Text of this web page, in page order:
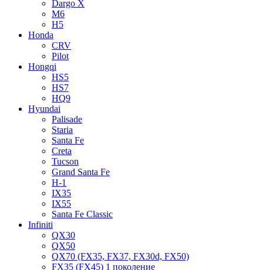
Dargo X
M6
H5
Honda
CRV
Pilot
Hongqi
HS5
HS7
HQ9
Hyundai
Palisade
Staria
Santa Fe
Creta
Tucson
Grand Santa Fe
H-1
IX35
IX55
Santa Fe Classic
Infiniti
QX30
QX50
QX70 (FX35, FX37, FX30d, FX50)
FX35 (FX45) 1 поколение